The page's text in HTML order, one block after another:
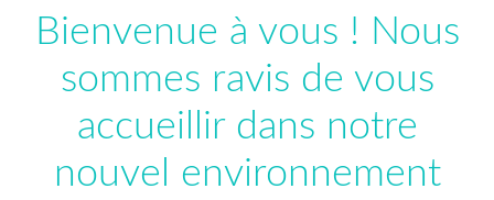
Bienvenue à vous ! Nous
sommes ravis de vous
accueillir dans notre
nouvel environnement